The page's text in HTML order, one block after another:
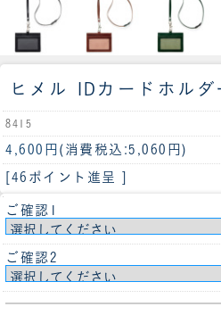
ヒメル IDカードホルダ
8415
4,600円 (消費税込:5,060円)
[46ポイント進呈 ]
ご確認1
ご確認2